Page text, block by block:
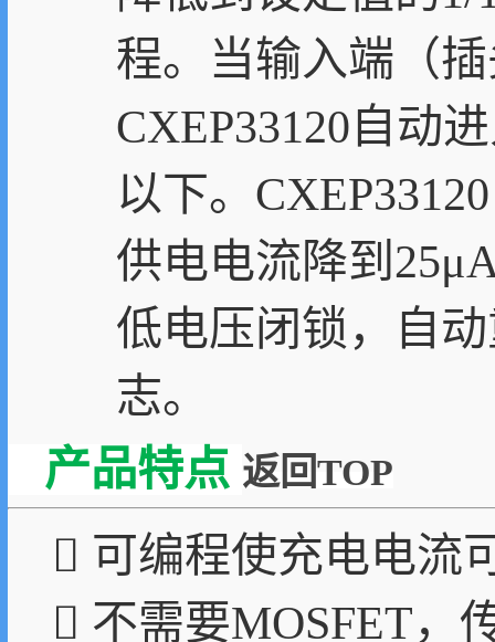
程。当输入端（
CXEP33120自动
以下。
供电电流降到
低电压闭锁，自
志。
产品特点 返回TOP
 可编程使充电电流
 不需要MOSFET，